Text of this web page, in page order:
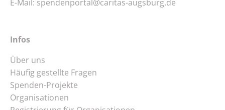
E-Mail: spendenportal@caritas-augsburg.de
Infos
Über uns
Häufig gestellte Fragen
Spenden-Projekte
Organisationen